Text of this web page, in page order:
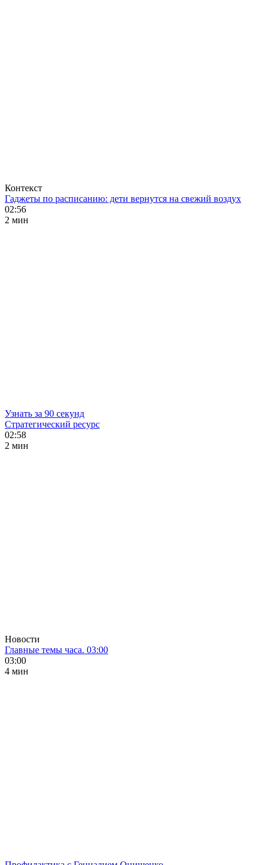
Контекст
Гаджеты по расписанию: дети вернутся на свежий воздух
02:56
2 мин
Узнать за 90 секунд
Стратегический ресурс
02:58
2 мин
Новости
Главные темы часа. 03:00
03:00
4 мин